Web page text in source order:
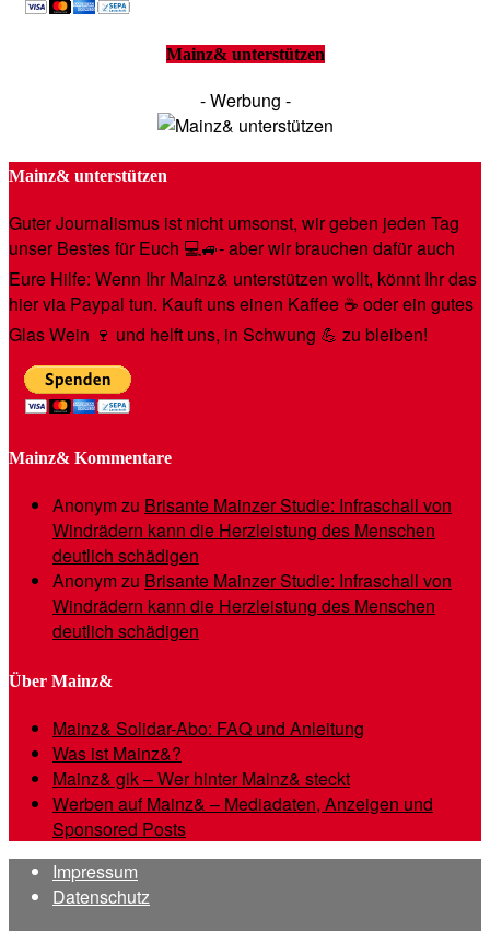
Mainz& unterstützen
- Werbung -
Mainz& unterstützen
Guter Journalismus ist nicht umsonst, wir geben jeden Tag
unser Bestes für Euch 💻🚙- aber wir brauchen dafür auch
Eure Hilfe: Wenn Ihr Mainz& unterstützen wollt, könnt Ihr das
hier via Paypal tun. Kauft uns einen Kaffee ☕️ oder ein gutes
Glas Wein 🍷 und helft uns, in Schwung 💪 zu bleiben!
Mainz& Kommentare
Anonymzu Brisante Mainzer Studie: Infraschall von
Windrädern kann die Herzleistung des Menschen
deutlich schädigen
Anonymzu Brisante Mainzer Studie: Infraschall von
Windrädern kann die Herzleistung des Menschen
deutlich schädigen
Über Mainz&
Mainz& Solidar-Abo: FAQ und Anleitung
Was ist Mainz&?
Mainz& gik – Wer hinter Mainz& steckt
Werben auf Mainz& – Mediadaten, Anzeigen und
Sponsored Posts
Impressum
Datenschutz